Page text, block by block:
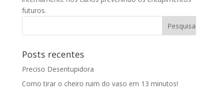
futuros.
Posts recentes
Preciso Desentupidora
Como tirar o cheiro ruim do vaso em 13 minutos!